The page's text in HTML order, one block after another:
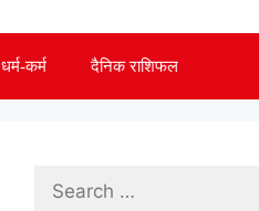
धर्म-कर्म दैनिक राशिफल
Search